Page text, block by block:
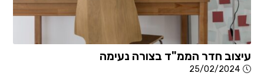
עיצוב חדר הממ"ד בצורה נעימה
25/02/2024